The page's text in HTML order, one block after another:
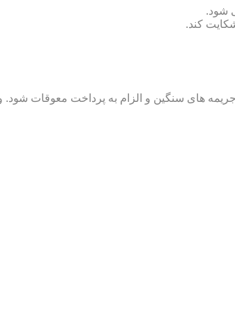
های سنگین و الزام به پرداخت معوقات شود.